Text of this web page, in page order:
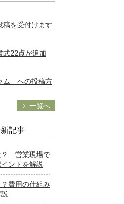
稿を受付けます
式22点が追加
ム」への投稿方
一覧へ
記事
？ 営業現場で
ントを解説
費用の仕組み